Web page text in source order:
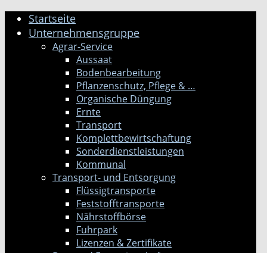
Startseite
Unternehmensgruppe
Agrar-Service
Aussaat
Bodenbearbeitung
Pflanzenschutz, Pflege & …
Organische Düngung
Ernte
Transport
Komplettbewirtschaftung
Sonderdienstleistungen
Kommunal
Transport- und Entsorgung
Flüssigtransporte
Feststofftransporte
Nährstoffbörse
Fuhrpark
Lizenzen & Zertifikate